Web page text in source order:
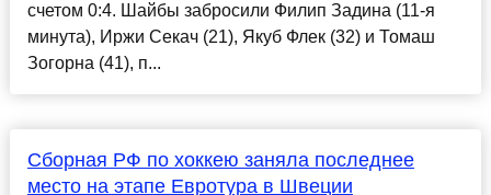
счетом 0:4. Шайбы забросили Филип Задина (11-я
минута), Иржи Секач (21), Якуб Флек (32) и Томаш
Зогорна (41), п...
Сборная РФ по хоккею заняла последнее
место на этапе Евротура в Швеции